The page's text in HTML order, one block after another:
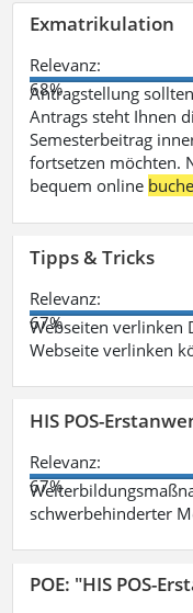
Exmatrikulation
Relevanz:
68%
Antragstellung
Antrags steht Ihnen
Semesterbeitrag
fortsetzen möchten.
bequem online
Tipps & Tricks
Relevanz:
67%
Webseiten verlinken
Webseite verlinken
HIS POS-
Relevanz:
67%
schwerbehinderter
POE: "HIS POS-